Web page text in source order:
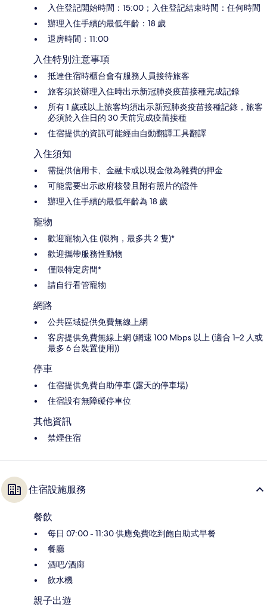
入住登記開始時間：15:00；入住登記結束時間：任何時間
辦理入住手續的最低年齡：18 歲
退房時間：11:00
入住特別注意事項
抵達住宿時櫃台會有服務人員接待旅客
旅客須於辦理入住時出示新冠肺炎疫苗接種完成記錄
所有 1 歲或以上旅客均須出示新冠肺炎疫苗接種記錄，旅客
必須於入住日的 30 天前完成疫苗接種
住宿提供的資訊可能經由自動翻譯工具翻譯
入住須知
需提供信用卡、金融卡或以現金做為雜費的押金
可能需要出示政府核發且附有照片的證件
辦理入住手續的最低年齡為 18 歲
寵物
歡迎寵物入住 (限狗，最多共 2 隻)*
歡迎攜帶服務性動物
僅限特定房間*
請自行看管寵物
網路
公共區域提供免費無線上網
客房提供免費無線上網 (網速 100 Mbps 以上 (適合 1–2 人或
最多 6 台裝置使用))
停車
住宿提供免費自助停車 (露天的停車場)
住宿設有無障礙停車位
其他資訊
禁煙住宿
住宿設施服務
餐飲
每日 07:00 - 11:30 供應免費吃到飽自助式早餐
餐廳
酒吧/酒廊
飲水機
親子出遊